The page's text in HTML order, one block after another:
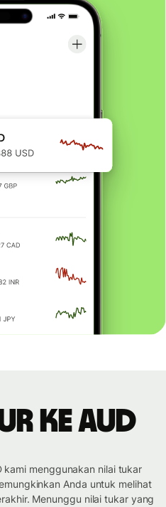
ke AUD
kami menggunakan nilai tukar
Anda untuk melihat
Menunggu nilai tukar yang